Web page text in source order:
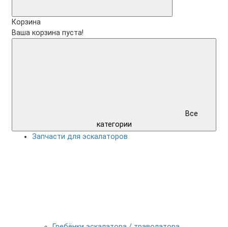
Корзина
Ваша корзина пуста!
Все
категории
Запчасти для эскалаторов